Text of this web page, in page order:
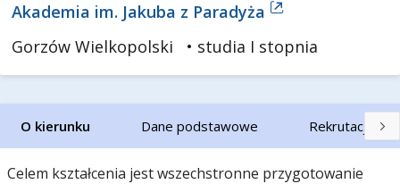
Akademia im. Jakuba z Paradyża
Gorzów Wielkopolski
• studia I stopnia
O kierunku Dane podstawowe Rekrutacja
Celem kształcenia jest wszechstronne przygotowanie